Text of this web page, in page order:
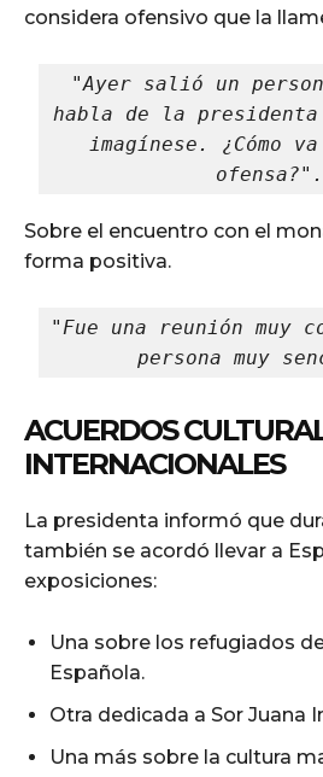
considera ofensivo que la
"Ayer salió un
habla de la
imagínese. ¿Cómo
ofensa?".
Sobre el encuentro con el
forma positiva.
"Fue una reunión muy
persona muy
ACUERDOS
INTERNACIONALES
La presidenta informó que
también se acordó llevar a
exposiciones:
Una sobre los refugiados
Española.
Otra dedicada a Sor Juana
Una más sobre la cultura